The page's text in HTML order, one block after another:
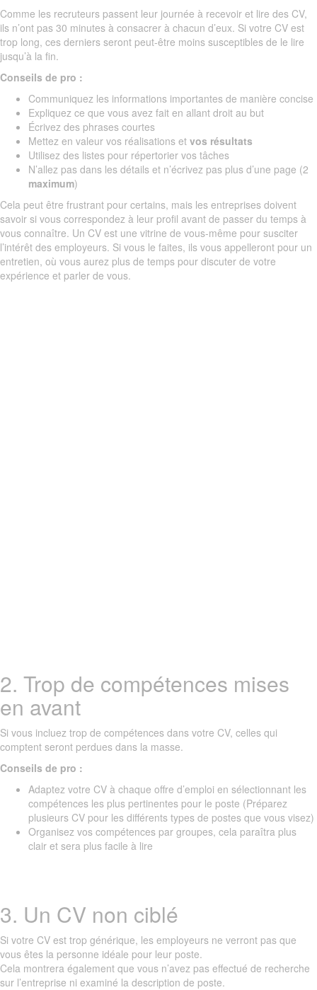
Comme les recruteurs passent leur journée à recevoir et lire des CV,
ils n’ont pas 30 minutes à consacrer à chacun d’eux. Si votre CV est
trop long, ces derniers seront peut-être moins susceptibles de le lire
jusqu’à la fin.
Conseils de pro :
Communiquez les informations importantes de manière concise
Expliquez ce que vous avez fait en allant droit au but
Écrivez des phrases courtes
Mettez en valeur vos réalisations et vos résultats
Utilisez des listes pour répertorier vos tâches
N’allez pas dans les détails et n’écrivez pas plus d’une page (2
maximum)
Cela peut être frustrant pour certains, mais les entreprises doivent
savoir si vous correspondez à leur profil avant de passer du temps à
vous connaître. Un CV est une vitrine de vous-même pour susciter
l’intérêt des employeurs. Si vous le faites, ils vous appelleront pour un
entretien, où vous aurez plus de temps pour discuter de votre
expérience et parler de vous.
2. Trop de compétences mises
en avant
Si vous incluez trop de compétences dans votre CV, celles qui
comptent seront perdues dans la masse.
Conseils de pro :
Adaptez votre CV à chaque offre d’emploi en sélectionnant les
compétences les plus pertinentes pour le poste (Préparez
plusieurs CV pour les différents types de postes que vous visez)
Organisez vos compétences par groupes, cela paraîtra plus
clair et sera plus facile à lire
3. Un CV non ciblé
Si votre CV est trop générique, les employeurs ne verront pas que
vous êtes la personne idéale pour leur poste.
Cela montrera également que vous n’avez pas effectué de recherche
sur l’entreprise ni examiné la description de poste.